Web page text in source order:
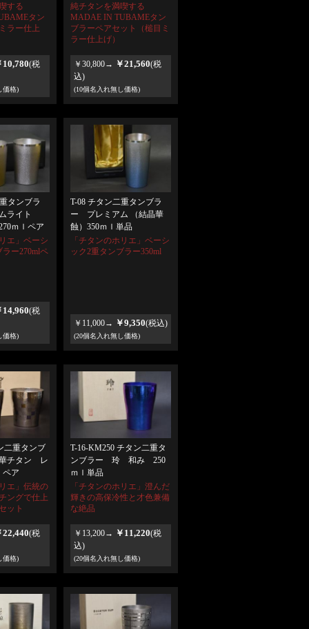
する
タン
ラー仕上
10,780(税
価格)
純チタンを満喫する
MADAE IN TUBAMEタン
ブラーペアセット（槌目ミ
ラー仕上げ）
￥30,800→ ￥21,560(税
込)
(10個名入れ無し価格)
タンブラ
ライト
ｍｌペア
エ」ベーシ
ー270mlペ
14,960(税
価格)
T-08 チタン二重タンブラ
ー プレミアム （結晶華
蝕）350ｍｌ単品
「チタンのホリエ」ベーシ
ック2重タンブラー350ml
￥11,000→ ￥9,350(税込)
(20個名入れ無し価格)
二重タンブ
チタン レ
ペア
エ」伝統の
ングで仕上
ット
22,440(税
価格)
T-16-KM250 チタン二重タ
ンブラー 玲 和み 250
ｍｌ単品
「チタンのホリエ」澄んだ
輝きの高保冷性と才色兼備
な絶品
￥13,200→ ￥11,220(税
込)
(20個名入れ無し価格)